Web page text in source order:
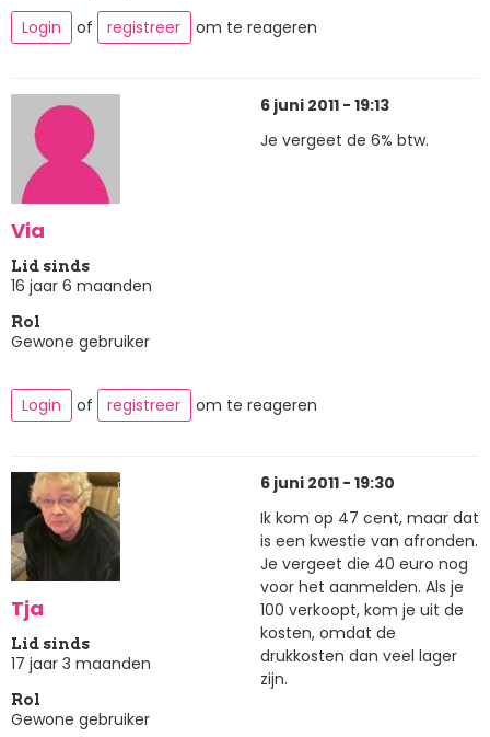
Login
of registreer om te reageren
Via
Lid sinds
16 jaar 6 maanden
Rol
Gewone gebruiker
6 juni 2011 - 19:13
Je vergeet de 6% btw.
Login of registreer om te reageren
Tja
Lid sinds
17 jaar 3 maanden
Rol
Gewone gebruiker
6 juni 2011 - 19:30
Ik kom op 47 cent, maar dat
is een kwestie van afronden.
Je vergeet die 40 euro nog
voor het aanmelden. Als je
100 verkoopt, kom je uit de
kosten, omdat de
drukkosten dan veel lager
zijn.